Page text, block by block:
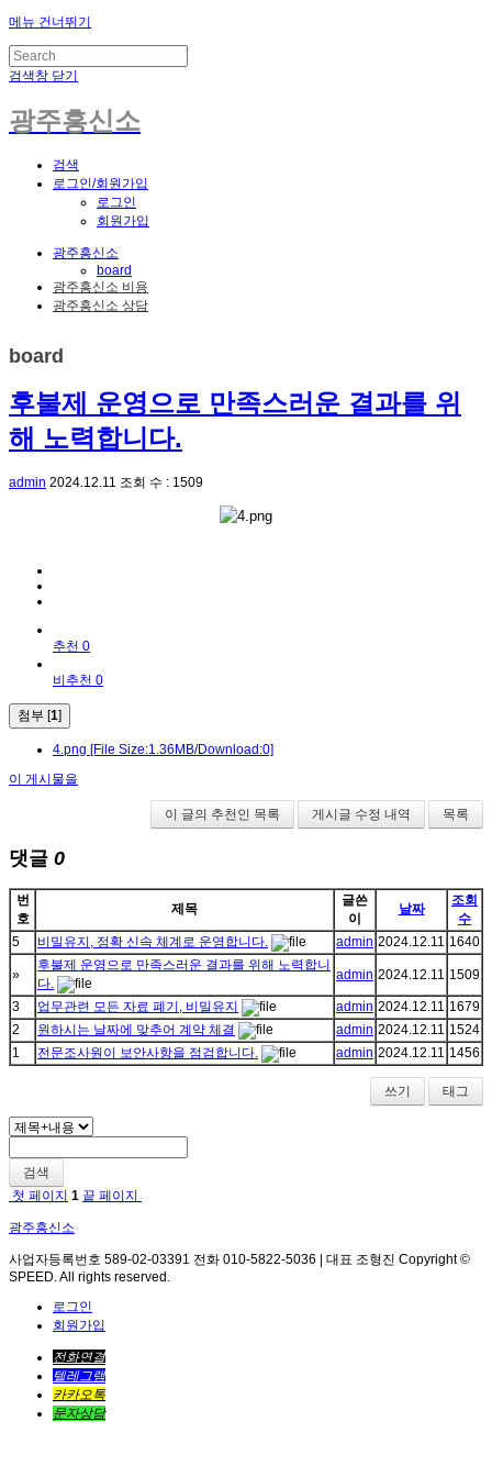
메뉴 건너뛰기
검색창 닫기
광주흥신소
검색
로그인/회원가입
로그인
회원가입
광주흥신소
board
광주흥신소 비용
광주흥신소 상담
board
후불제 운영으로 만족스러운 결과를 위
해 노력합니다.
admin 2024.12.11 조회 수 : 1509
추천 0
비추천 0
첨부 [1]
4.png [File Size:1.36MB/Download:0]
이 게시물을
이 글의 추천인 목록 게시글 수정 내역 목록
댓글 0
번
호
제목
글쓴
이
날짜
조회
수
5
비밀유지, 정확 신속 체계로 운영합니다. admin 2024.12.11 1640
»
후불제 운영으로 만족스러운 결과를 위해 노력합니
다.
admin 2024.12.11 1509
3 업무관련 모든 자료 폐기, 비밀유지 admin 2024.12.11 1679
2
원하시는 날짜에 맞추어 계약 체결 admin 2024.12.11 1524
1
전문조사원이 보안사항을 점검합니다. admin 2024.12.11 1456
쓰기 태그
검색
첫 페이지 1 끝 페이지
광주흥신소
사업자등록번호 589-02-03391 전화 010-5822-5036 | 대표 조형진 Copyright ©
SPEED. All rights reserved.
로그인
회원가입
전화연결
텔레그램
카카오톡
문자상담